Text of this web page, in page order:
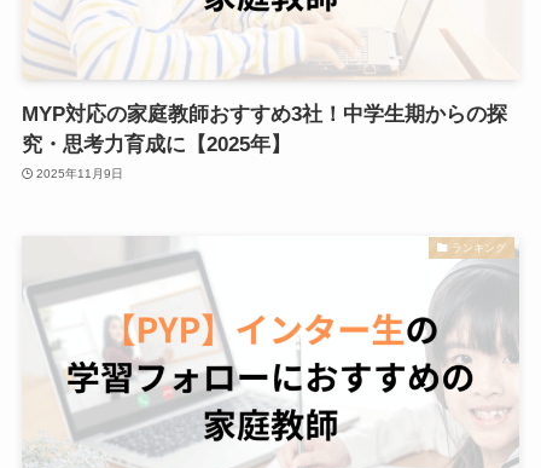
MYP対応の家庭教師おすすめ3社！中学生期からの探
究・思考力育成に【2025年】
2025年11月9日
ランキング